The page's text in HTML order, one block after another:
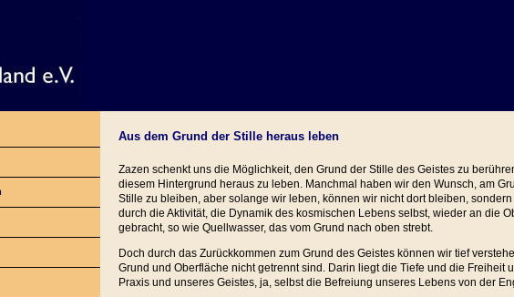
Aus dem Grund der Stille heraus leben
Zazen schenkt uns die Möglichkeit, den Grund der Stille des Geistes zu
diesem Hintergrund heraus zu leben. Manchmal haben wir den Wunsch, am
Stille zu bleiben, aber solange wir leben, können wir nicht dort bleiben,
durch die Aktivität, die Dynamik des kosmischen Lebens selbst, wieder an die
gebracht, so wie Quellwasser, das vom Grund nach oben strebt.
Doch durch das Zurückkommen zum Grund des Geistes können wir tief
Grund und Oberfläche nicht getrennt sind. Darin liegt die Tiefe und die Freiheit
Praxis und unseres Geistes, ja, selbst die Befreiung unseres Lebens von der